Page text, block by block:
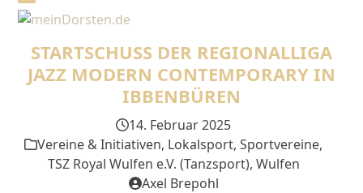
Skip
content
Open
mobile
menu
Close
mobile
menu
STARTSCHUSS DER REGIONALLIGA
JAZZ MODERN CONTEMPORARY IN
IBBENBÜREN
14. Februar 2025
Vereine & Initiativen, Lokalsport, Sportvereine,
TSZ Royal Wulfen e.V. (Tanzsport), Wulfen
Axel Brepohl